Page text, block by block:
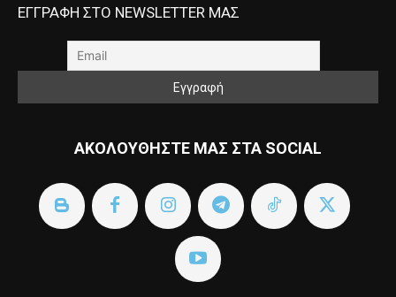
ΕΓΓΡΑΦΗ ΣΤΟ NEWSLETTER ΜΑΣ
ΑΚΟΛΟΥΘΗΣΤΕ ΜΑΣ ΣΤΑ SOCIAL